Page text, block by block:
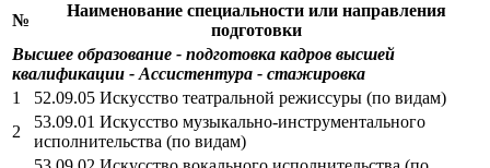
№
Наименование специальности или направления
подготовки
Высшее образование - подготовка кадров высшей
квалификации - Ассистентура - стажировка
1
52.09.05 Искусство театральной режиссуры (по видам)
2
53.09.01 Искусство музыкально-инструментального
исполнительства (по видам)